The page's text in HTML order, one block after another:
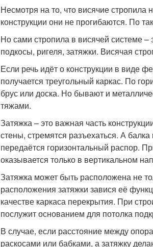
Несмотря на то, что висячие
конструкции они не прогибаются. По
Но сами стропила в висячей системе –
подкосы, ригеля, затяжки. Висячая
Если речь идёт о конструкции в виде
получается треугольный каркас. По
брус или доска. Но бывают и
тяжами.
Затяжка – это важная часть
стены, стремятся разъехаться. А
передаётся горизонтальный распор.
оказывается только в вертикальном
Затяжка может быть расположена не
расположения затяжки завися её
качестве каркаса перекрытия. При
послужит основанием для потолка
В случае, если расстояние между
раскосами или бабками, а затяжку